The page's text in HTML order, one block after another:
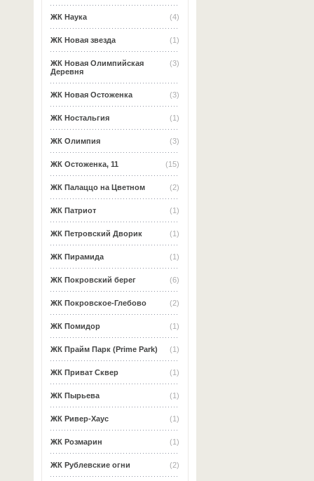
(4)
ЖК Наука
(1)
ЖК Новая звезда
(3)
ЖК Новая Олимпийская
Деревня
(3)
ЖК Новая Остоженка
(1)
ЖК Ностальгия
(3)
ЖК Олимпия
(15)
ЖК Остоженка, 11
(2)
ЖК Палаццо на Цветном
(1)
ЖК Патриот
(1)
ЖК Петровский Дворик
(1)
ЖК Пирамида
(6)
ЖК Покровский берег
(2)
ЖК Покровское-Глебово
(1)
ЖК Помидор
(1)
ЖК Прайм Парк (Prime Park)
(1)
ЖК Приват Сквер
(1)
ЖК Пырьева
(1)
ЖК Ривер-Хаус
(1)
ЖК Розмарин
(2)
ЖК Рублевские огни